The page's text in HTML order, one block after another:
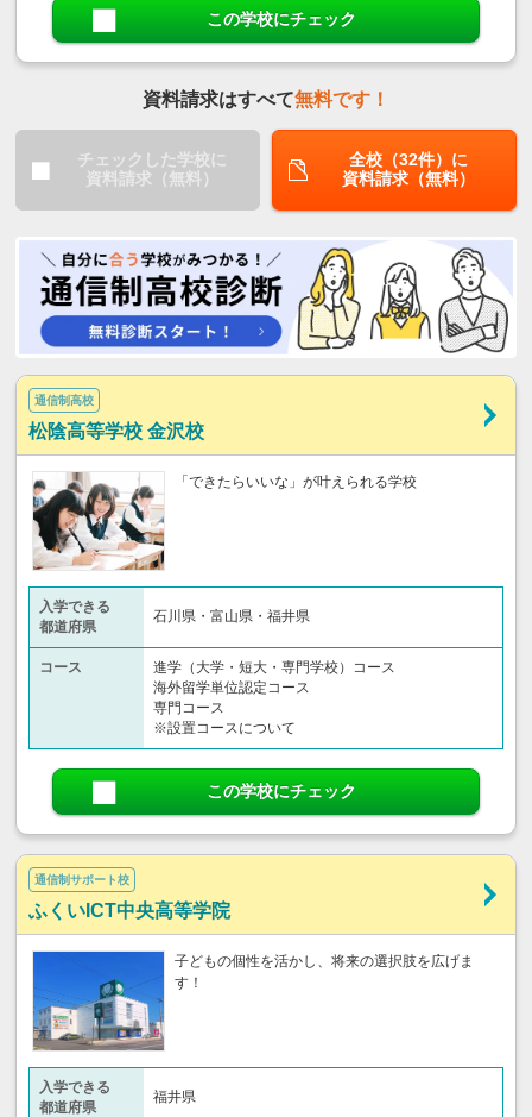
この学校にチェック
資料請求はすべて無料です！
チェックした学校に
資料請求（無料）
全校（32件）に
資料請求（無料）
通信制高校
松陰高等学校 金沢校
「できたらいいな」が叶えられる学校
入学できる
都道府県
石川県・富山県・福井県
コース
進学（大学・短大・専門学校）コース
海外留学単位認定コース
専門コース
※設置コースについて
この学校にチェック
通信制サポート校
ふくいICT中央高等学院
子どもの個性を活かし、将来の選択肢を広げま
す！
入学できる
都道府県
福井県